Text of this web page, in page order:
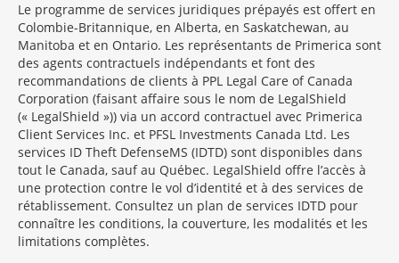
Le programme de services juridiques prépayés est offert en
Colombie-Britannique, en Alberta, en Saskatchewan, au
Manitoba et en Ontario. Les représentants de Primerica sont
des agents contractuels indépendants et font des
recommandations de clients à PPL Legal Care of Canada
Corporation (faisant affaire sous le nom de LegalShield
(« LegalShield »)) via un accord contractuel avec Primerica
Client Services Inc. et PFSL Investments Canada Ltd. Les
services ID Theft DefenseMS (IDTD) sont disponibles dans
tout le Canada, sauf au Québec. LegalShield offre l’accès à
une protection contre le vol d’identité et à des services de
rétablissement. Consultez un plan de services IDTD pour
connaître les conditions, la couverture, les modalités et les
limitations complètes.